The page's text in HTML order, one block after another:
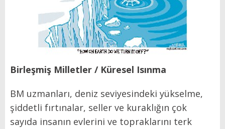
Birleşmiş Milletler / Küresel Isınma
BM uzmanları, deniz seviyesindeki yükselme,
şiddetli fırtınalar, seller ve kuraklığın çok
sayıda insanın evlerini ve topraklarını terk